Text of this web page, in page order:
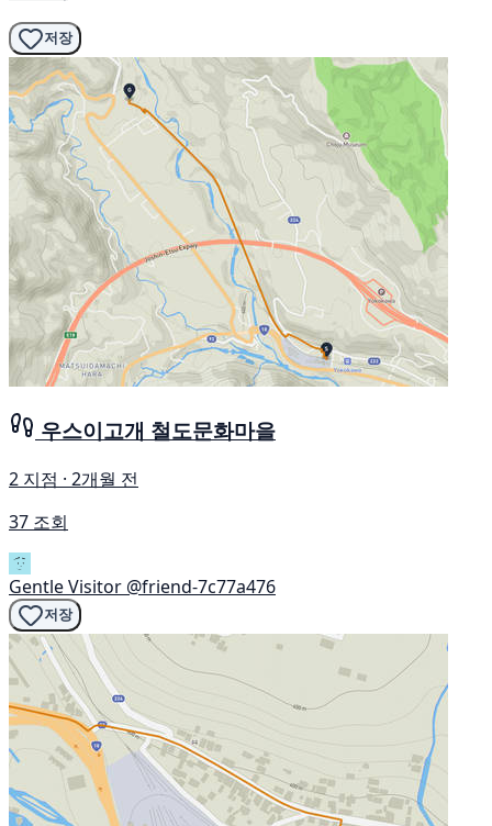
저장
우스이고개 철도문화마을
2 지점 · 2개월 전
37 조회
Gentle Visitor @friend-7c77a476
저장